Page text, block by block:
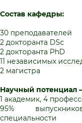
Состав кафедры:
30 преподавателей
2 докторанта DSc
2 докторанта PhD
11 независимых
2 магистра
Научный потенциал
1 академик, 4
95%
специальности